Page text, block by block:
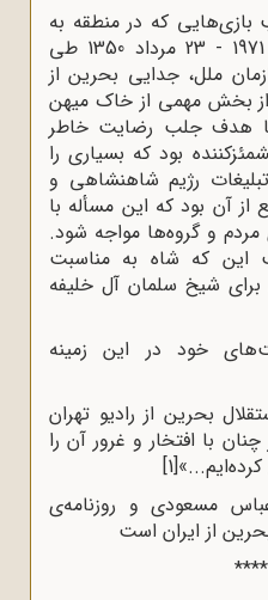
که در منطقه به
راه افتاد، در تاریخ 14 اوت 1971 - 23 مرداد 1350 طی
ملل، جدایی بحرین از
بخش مهمی از خاک میهن
هدف جلب رضایت خاطر
بود که بسیاری را
رژیم شاهنشاهی و
از آن بود که این مسأله با
و گروه‌ها مواجه شود.
این که شاه به مناسبت
برای شیخ سلمان آل خلیفه
خود در این زمینه
بحرین از رادیو تهران
با افتخار و غرور آن را
[1]
مسعودی و روزنامه‌ی
از ایران است